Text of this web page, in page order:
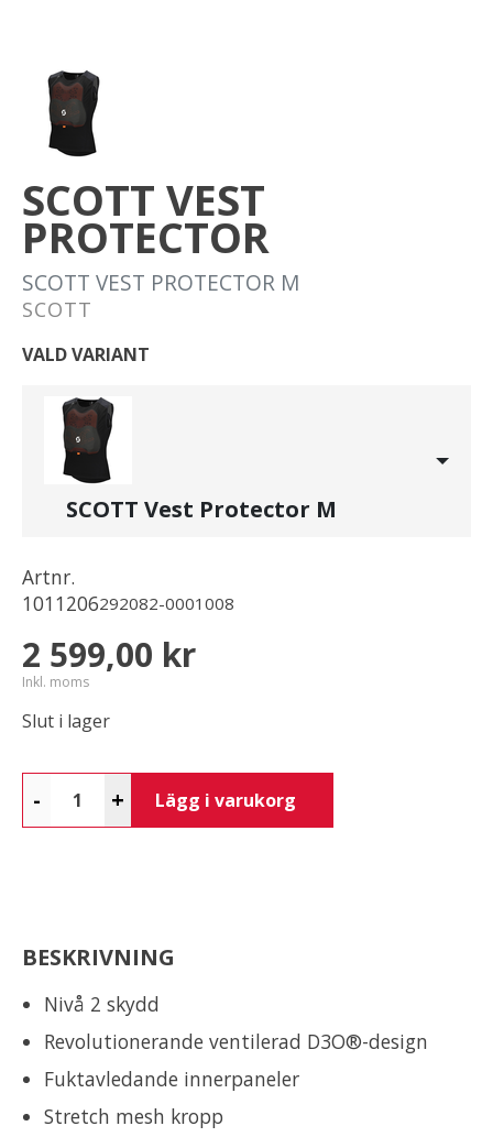
SCOTT VEST
PROTECTOR
SCOTT VEST PROTECTOR M
SCOTT
VALD VARIANT
SCOTT Vest Protector M
Artnr.
1011206292082-0001008
2 599,00 kr
Inkl. moms
Slut i lager
- + Lägg i varukorg
BESKRIVNING
Nivå 2 skydd
Revolutionerande ventilerad D3O®-design
Fuktavledande innerpaneler
Stretch mesh kropp